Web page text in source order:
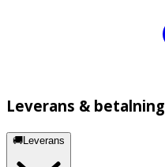
Leverans & betalning
🚚Leverans